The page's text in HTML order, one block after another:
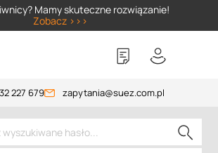
Mamy skuteczne rozwiązanie!
Zobacz >>>
227 679 zapytania@suez.com.pl